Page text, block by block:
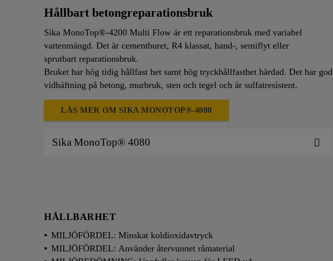
Hållbart betongreparationsbruk
Sika MonoTop®-4200 Multi Flow är ett reparationsbruk med variabel
vattenmängd. Det är cementburet, R4 klassat, hand-, semiflyt eller
sprutbart reparationsbruk.
Bruket har hög tidig hållfast het samt hög tryckhållfasthet härdad. Det har god
vidhäftning på betong, murbruk, sten och tegel och är sulfatresistent.
LÄS MER OM SIKA MONOTOP®-4080
Sika MonoTop® 4080
HÅLLBARHET
MILJÖFÖRDEL: Minskat koldioxidavtryck
MILJÖFÖRDEL: Använder återvunnet råmaterial